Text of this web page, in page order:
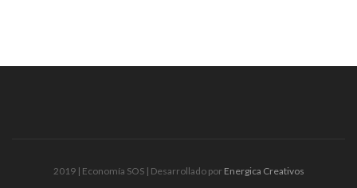
2019 | Economía SOS | Desarrollado por Energica Creativos